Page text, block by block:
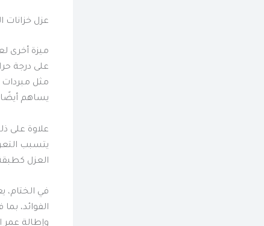
عزل خزانات
ميزة أخرى
على درجة
مثل
يساهم أيضًا
علاوة على
يتسبب
العزل
في الختام،
الفوائد،
وإطالة عمر